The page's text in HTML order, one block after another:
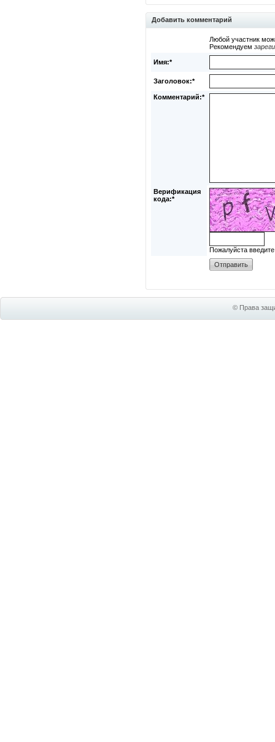
Добавить комментарий
Любой участник
Рекомендуем
Имя:*
Заголовок:*
Комментарий:*
Верификация
кода:*
Пожалуйста
© Права